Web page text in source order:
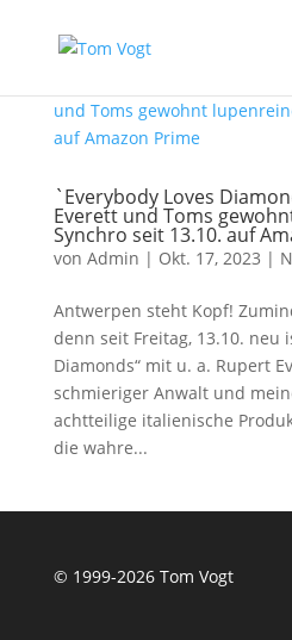
`Everybody Loves
Everett und Toms
Synchro seit 13.10. auf
von Admin | Okt. 17, 2023 |
Antwerpen steht Kopf!
denn seit Freitag, 13.10. neu
Diamonds“ mit u. a. Rupert
schmieriger Anwalt und
achtteilige italienische
die wahre...
© 1999-2026 Tom Vogt